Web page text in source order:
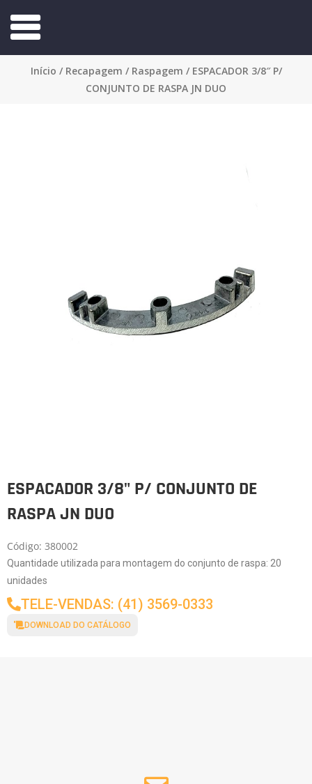
Início / Recapagem / Raspagem / ESPACADOR 3/8″ P/
CONJUNTO DE RASPA JN DUO
ESPACADOR 3/8" P/ CONJUNTO DE
RASPA JN DUO
Código: 380002
Quantidade utilizada para montagem do conjunto de raspa: 20
unidades
TELE-VENDAS: (41) 3569-0333
DOWNLOAD DO CATÁLOGO